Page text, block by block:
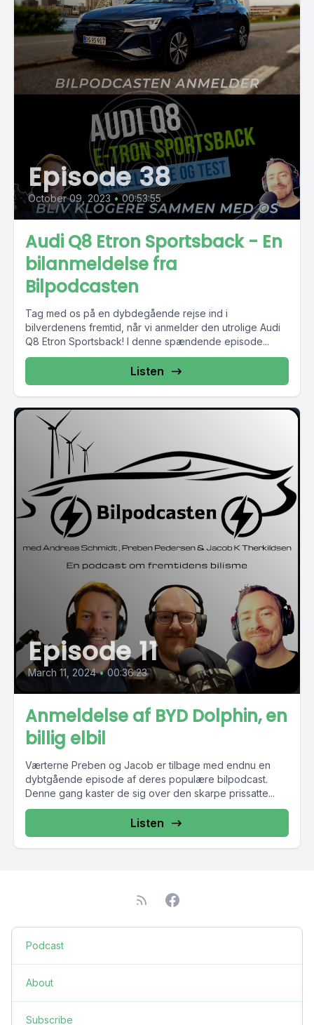
Episode 38
October 09, 2023 • 00:53:55
Audi Q8 Etron Sportsback - En
bilanmeldelse fra
Bilpodcasten
Tag med os på en dybdegående rejse ind i
bilverdenens fremtid, når vi anmelder den utrolige Audi
Q8 Etron Sportsback! I denne spændende episode...
Listen
Episode 11
March 11, 2024 • 00:36:23
Anmeldelse af BYD Dolphin, en
billig elbil
Værterne Preben og Jacob er tilbage med endnu en
dybtgående episode af deres populære bilpodcast.
Denne gang kaster de sig over den skarpe prissatte...
Listen
Podcast
About
Subscribe